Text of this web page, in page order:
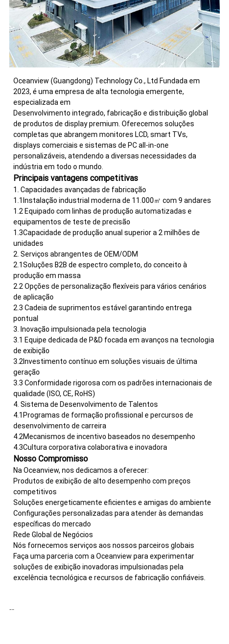
Oceanview (Guangdong) Technology Co., Ltd Fundada em
2023, é uma empresa de alta tecnologia emergente,
especializada em
Desenvolvimento integrado, fabricação e distribuição global
de produtos de display premium. Oferecemos soluções
completas que abrangem monitores LCD, smart TVs,
displays comerciais e sistemas de PC all-in-one
personalizáveis, atendendo a diversas necessidades da
indústria em todo o mundo.
Principais vantagens competitivas
1. Capacidades avançadas de fabricação
1.1Instalação industrial moderna de 11.000㎡ com 9 andares
1.2 Equipado com linhas de produção automatizadas e
equipamentos de teste de precisão
1.3Capacidade de produção anual superior a 2 milhões de
unidades
2. Serviços abrangentes de OEM/ODM
2.1Soluções B2B de espectro completo, do conceito à
produção em massa
2.2 Opções de personalização flexíveis para vários cenários
de aplicação
2.3 Cadeia de suprimentos estável garantindo entrega
pontual
3. Inovação impulsionada pela tecnologia
3.1 Equipe dedicada de P&D focada em avanços na tecnologia
de exibição
3.2Investimento contínuo em soluções visuais de última
geração
3.3 Conformidade rigorosa com os padrões internacionais de
qualidade (ISO, CE, RoHS)
4. Sistema de Desenvolvimento de Talentos
4.1Programas de formação profissional e percursos de
desenvolvimento de carreira
4.2Mecanismos de incentivo baseados no desempenho
4.3Cultura corporativa colaborativa e inovadora
Nosso Compromisso
Na Oceanview, nos dedicamos a oferecer:
Produtos de exibição de alto desempenho com preços
competitivos
Soluções energeticamente eficientes e amigas do ambiente
Configurações personalizadas para atender às demandas
específicas do mercado
Rede Global de Negócios
Nós fornecemos serviços aos nossos parceiros globais
Faça uma parceria com a Oceanview para experimentar
soluções de exibição inovadoras impulsionadas pela
excelência tecnológica e recursos de fabricação confiáveis.
--